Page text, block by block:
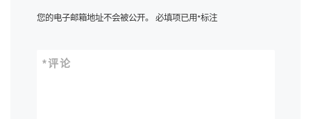
您的电子邮箱地址不会被公开。 必填项已用*标注
评论
*